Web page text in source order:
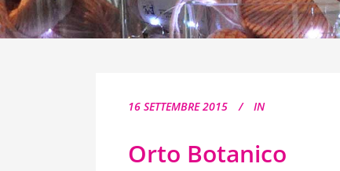
Sensibilizzazione
Gomitolorosa4ARTS
16 SETTEMBRE 2015 IN
Orto Botanico